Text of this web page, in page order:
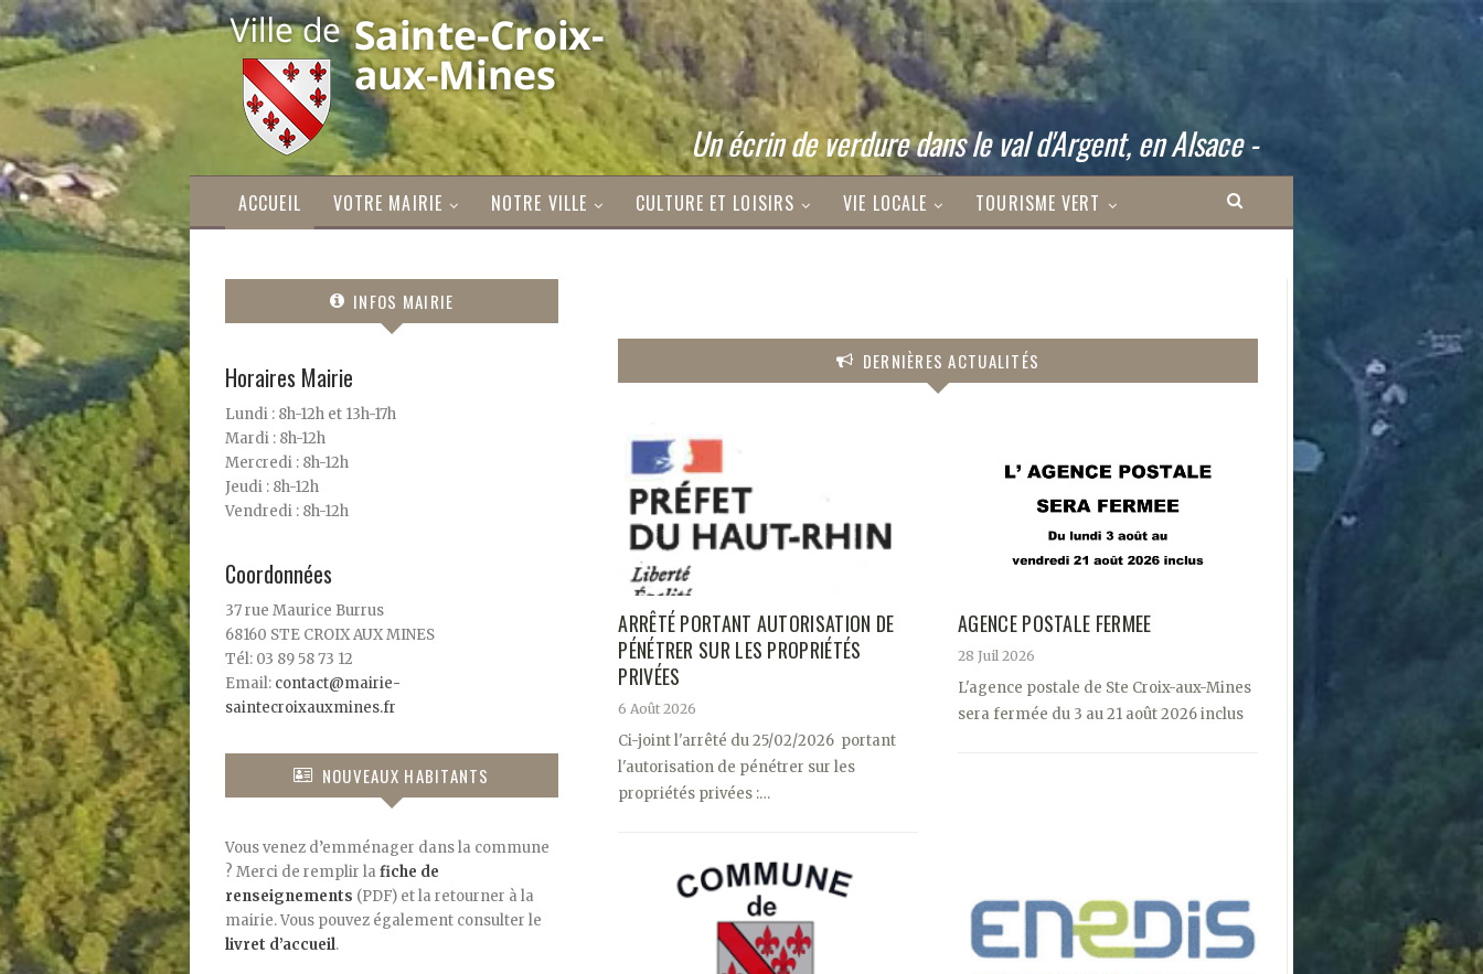
Un écrin de verdure dans le val d'Argent, en Alsace -
ACCUEIL VOTRE MAIRIE NOTRE VILLE CULTURE ET LOISIRS VIE LOCALE TOURISME VERT
DERNIÈRES ACTUALITÉS
ARRÊTÉ PORTANT AUTORISATION DE
PÉNÉTRER SUR LES PROPRIÉTÉS
PRIVÉES
6 Août 2026
Ci-joint l'arrêté du 25/02/2026 portant
l'autorisation de pénétrer sur les
propriétés privées :…
AGENCE POSTALE FERMEE
28 Juil 2026
L'agence postale de Ste Croix-aux-Mines
sera fermée du 3 au 21 août 2026 inclus
INFOS MAIRIE
Horaires Mairie
Lundi : 8h-12h et 13h-17h
Mardi : 8h-12h
Mercredi : 8h-12h
Jeudi : 8h-12h
Vendredi : 8h-12h
Coordonnées
37 rue Maurice Burrus
68160 STE CROIX AUX MINES
Tél: 03 89 58 73 12
Email: contact@mairie-
saintecroixauxmines.fr
NOUVEAUX HABITANTS
Vous venez d’emménager dans la commune
? Merci de remplir la fiche de
renseignements (PDF) et la retourner à la
mairie. Vous pouvez également consulter le
livret d’accueil.